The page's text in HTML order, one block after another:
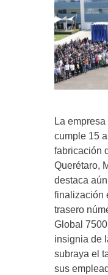
La
cumple 15
fabricación
Querétaro,
destaca
finalización
trasero
Global
insignia de
subraya el
sus